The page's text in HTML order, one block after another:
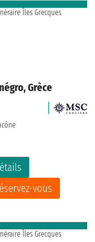
Grèce
vous